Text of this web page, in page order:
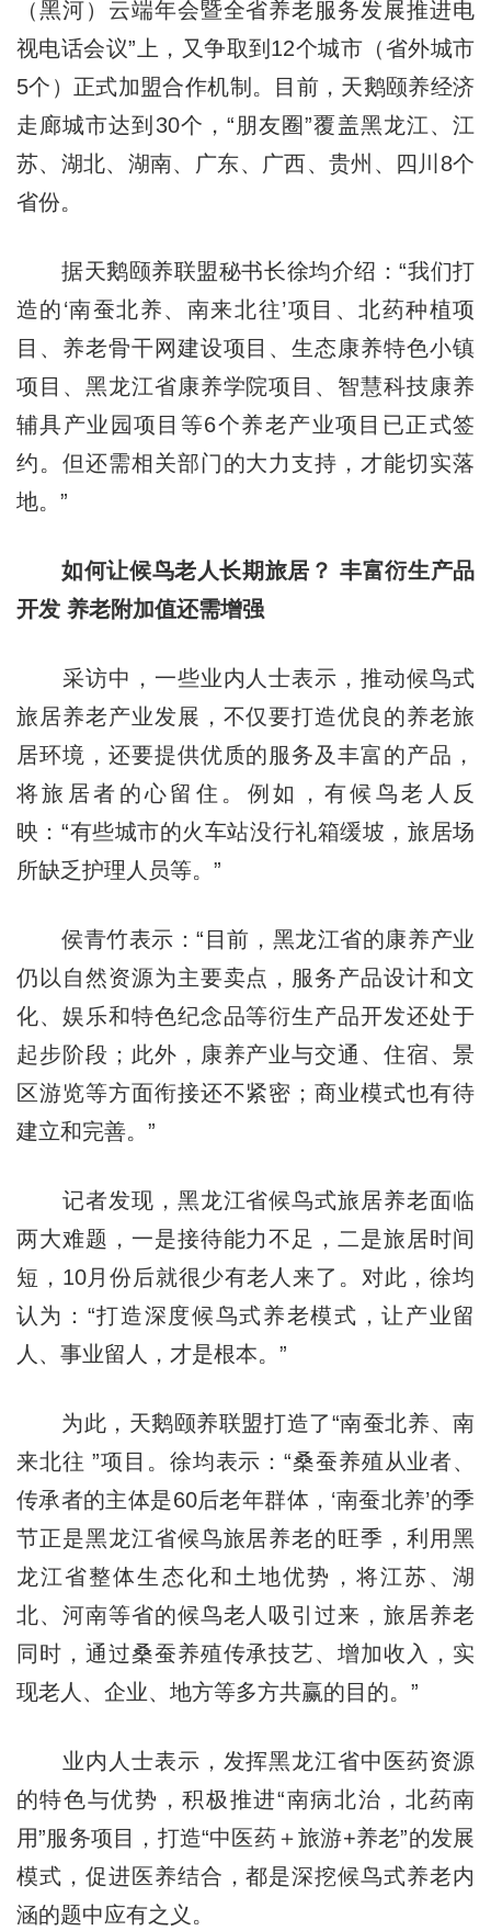
（黑河）云端年会暨全省养老服务发展推进电
视电话会议”上，又争取到12个城市（省外城市
5个）正式加盟合作机制。目前，天鹅颐养经济
走廊城市达到30个，“朋友圈”覆盖黑龙江、江
苏、湖北、湖南、广东、广西、贵州、四川8个
省份。
据天鹅颐养联盟秘书长徐均介绍：“我们打
造的‘南蚕北养、南来北往’项目、北药种植项
目、养老骨干网建设项目、生态康养特色小镇
项目、黑龙江省康养学院项目、智慧科技康养
辅具产业园项目等6个养老产业项目已正式签
约。但还需相关部门的大力支持，才能切实落
地。”
如何让候鸟老人长期旅居？ 丰富衍生产品
开发 养老附加值还需增强
采访中，一些业内人士表示，推动候鸟式
旅居养老产业发展，不仅要打造优良的养老旅
居环境，还要提供优质的服务及丰富的产品，
将旅居者的心留住。例如，有候鸟老人反
映：“有些城市的火车站没行礼箱缓坡，旅居场
所缺乏护理人员等。”
侯青竹表示：“目前，黑龙江省的康养产业
仍以自然资源为主要卖点，服务产品设计和文
化、娱乐和特色纪念品等衍生产品开发还处于
起步阶段；此外，康养产业与交通、住宿、景
区游览等方面衔接还不紧密；商业模式也有待
建立和完善。”
记者发现，黑龙江省候鸟式旅居养老面临
两大难题，一是接待能力不足，二是旅居时间
短，10月份后就很少有老人来了。对此，徐均
认为：“打造深度候鸟式养老模式，让产业留
人、事业留人，才是根本。”
为此，天鹅颐养联盟打造了“南蚕北养、南
来北往 ”项目。徐均表示：“桑蚕养殖从业者、
传承者的主体是60后老年群体，‘南蚕北养’的季
节正是黑龙江省候鸟旅居养老的旺季，利用黑
龙江省整体生态化和土地优势，将江苏、湖
北、河南等省的候鸟老人吸引过来，旅居养老
同时，通过桑蚕养殖传承技艺、增加收入，实
现老人、企业、地方等多方共赢的目的。”
业内人士表示，发挥黑龙江省中医药资源
的特色与优势，积极推进“南病北治，北药南
用”服务项目，打造“中医药＋旅游+养老”的发展
模式，促进医养结合，都是深挖候鸟式养老内
涵的题中应有之义。